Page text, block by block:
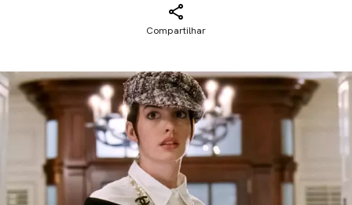
Compartilhar